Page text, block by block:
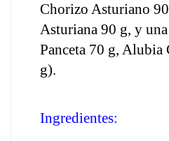
Chorizo Asturiano
Asturiana 90 g, y
Panceta 70 g, Alubia
g).
Ingredientes: